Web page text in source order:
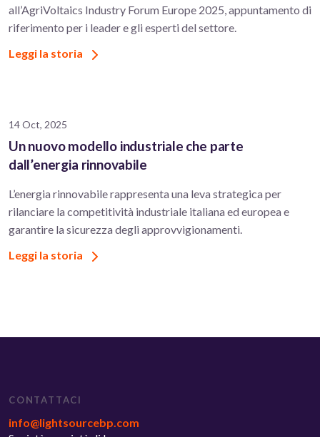
all’AgriVoltaics Industry Forum Europe 2025, appuntamento di
riferimento per i leader e gli esperti del settore.
Leggi la storia
14 Oct, 2025
Un nuovo modello industriale che parte
dall’energia rinnovabile
L’energia rinnovabile rappresenta una leva strategica per
rilanciare la competitività industriale italiana ed europea e
garantire la sicurezza degli approvvigionamenti.
Leggi la storia
CONTATTACI
info@lightsourcebp.com